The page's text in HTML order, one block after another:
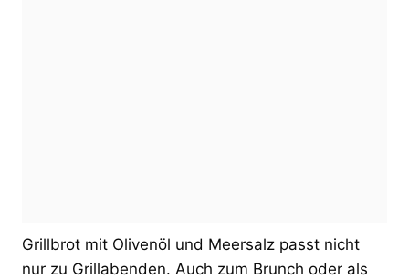
Grillbrot mit Olivenöl und Meersalz passt nicht
nur zu Grillabenden. Auch zum Brunch oder als